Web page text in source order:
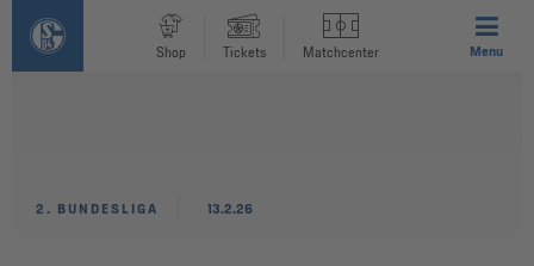
Shop Tickets Matchcenter Menu
2. BUNDESLIGA 13.2.26